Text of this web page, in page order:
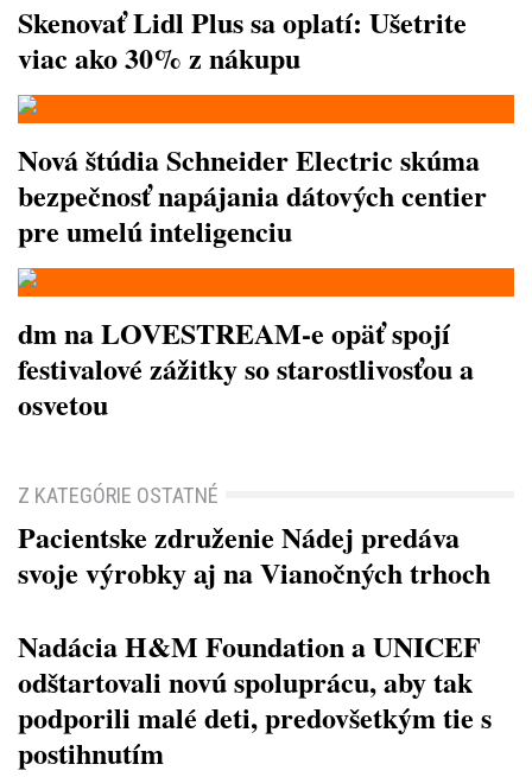
Skenovať Lidl Plus sa oplatí: Ušetrite
viac ako 30% z nákupu
Nová štúdia Schneider Electric skúma
bezpečnosť napájania dátových centier
pre umelú inteligenciu
dm na LOVESTREAM-e opäť spojí
festivalové zážitky so starostlivosťou a
osvetou
Z KATEGÓRIE OSTATNÉ
Pacientske združenie Nádej predáva
svoje výrobky aj na Vianočných trhoch
Nadácia H&M Foundation a UNICEF
odštartovali novú spoluprácu, aby tak
podporili malé deti, predovšetkým tie s
postihnutím